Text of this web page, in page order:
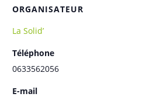
ORGANISATEUR
La Solid’
Téléphone
0633562056
E-mail